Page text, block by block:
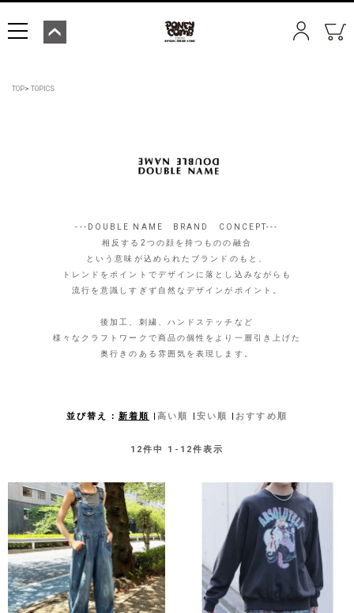
TOP TOPICS
---DOUBLE NAME BRAND CONCEPT---
相反する2つの顔を持つものの融合
という意味が込められたブランドのもと、
トレンドをポイントでデザインに落とし込みながらも
流行を意識しすぎず自然なデザインがポイント。
後加工、刺繍、ハンドステッチなど
様々なクラフトワークで商品の個性をより一層引き上げた
奥行きのある雰囲気を表現します。
並び替え 新着順 高い順 安い順 おすすめ順
12件中 1 - 12件表示